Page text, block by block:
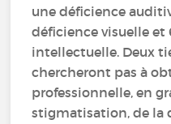
une déficience
déficience visuelle et
intellectuelle. Deux
chercheront pas à
professionnelle, en
stigmatisation, de la